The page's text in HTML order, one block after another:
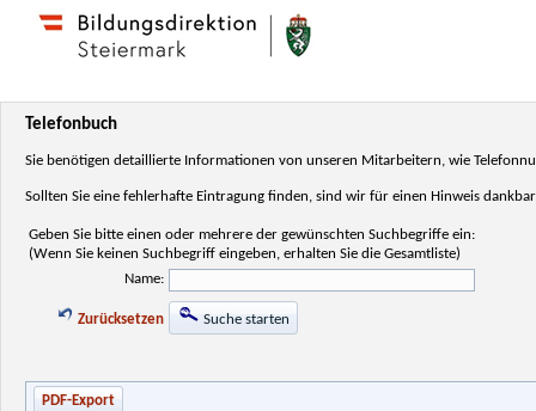
Telefonbuch
Sie benötigen detaillierte Informationen von unseren Mitarbeitern, wie
Sollten Sie eine fehlerhafte Eintragung finden, sind wir für einen Hinweis
Geben Sie bitte einen oder mehrere der gewünschten Suchbegriffe ein:
(Wenn Sie keinen Suchbegriff eingeben, erhalten Sie die Gesamtliste)
Name:
Zurücksetzen Suche starten
PDF-Export